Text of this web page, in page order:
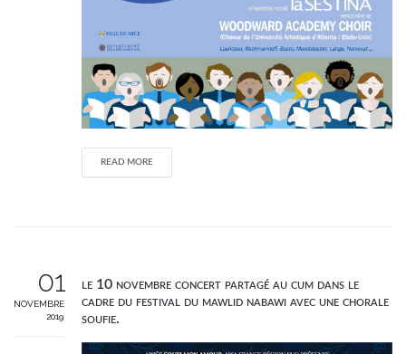
READ MORE
01
NOVEMBRE
2019
le 10 novembre concert partagé au cum dans le
cadre du festival du mawlid nabawi avec une chorale
soufie.